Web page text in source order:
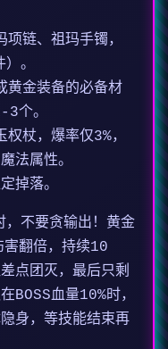
链、祖玛手镯，
。
黄金装备的必备材
3个。
杖，爆率仅3%，
法属性。
掉落。
，不要贪输出！黄金
翻倍，持续10
点团灭，最后只剩
BOSS血量10%时，
身，等技能结束再